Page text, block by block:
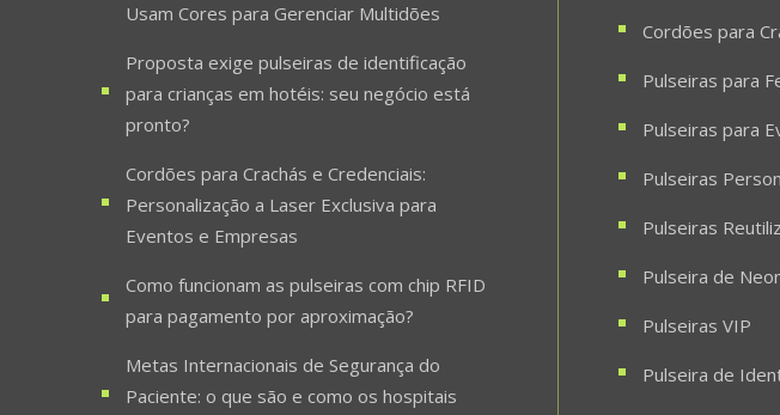
Usam Cores para Gerenciar Multidões
Proposta exige pulseiras de identificação
para crianças em hotéis: seu negócio está
pronto?
Cordões para Crachás e Credenciais:
Personalização a Laser Exclusiva para
Eventos e Empresas
Como funcionam as pulseiras com chip RFID
para pagamento por aproximação?
Metas Internacionais de Segurança do
Paciente: o que são e como os hospitais
Cordões para
Pulseiras para
Pulseiras para
Pulseiras
Pulseiras
Pulseira de
Pulseiras VIP
Pulseira de